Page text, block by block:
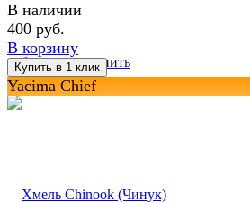
избранное сравнить
В наличии
400 руб.
В корзину
Yacima Chief